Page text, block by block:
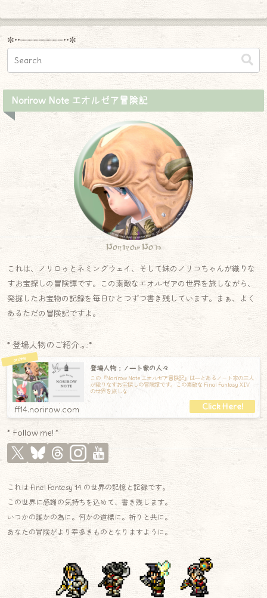
✼••┈┈┈┈┈┈┈┈┈••✼
Norirow Note エオルゼア冒険記
Norirow Note
これは、ノリロゥとネミングウェイ、そして妹のノリコちゃんが織りな
すお宝探しの冒険譚です。この素敵なエオルゼアの世界を旅しながら、
発掘したお宝物の記録を毎日ひとつずつ書き残しています。まぁ、よく
あるただの冒険記ですよ。
* 登場人物のご紹介.｡.:*
登場人物：ノート家の人々
この『Norirow Note エオルゼア冒険記』は―とあるノート家の三人
が織りなすお宝探しの冒険譚です。この素敵な Final Fantasy XIV
の世界を旅しな
ff14.norirow.com
* Follow me! *
これは Final Fantasy 14 の世界の記憶と記録です。
この世界に感謝の気持ちを込めて、書き残します。
いつかの誰かの為に。何かの道標に。祈りと共に。
あなたの冒険がより幸多きものとなりますように。